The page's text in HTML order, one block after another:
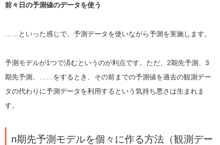
前々日の予測値のデータを使う
……といった感じで、予測データを使いながら予測を実施します。
予測モデルが1つで済むというのが利点です。ただ、 2期先予測、 3
期先予測、
をするとき、その前までの予測値を過去の観測デー
タの代わりに予測データを利用するという気持ち悪さは生まれま
す。
n期先予測モデルを個々に作る方法（観測デー